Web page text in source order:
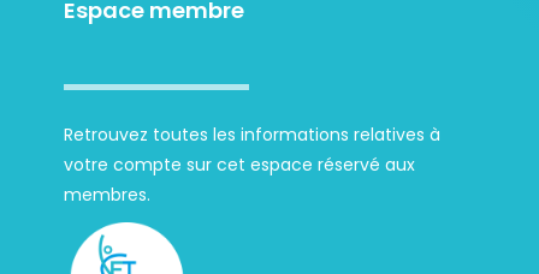
Espace membre
Retrouvez toutes les informations relatives à
votre compte sur cet espace réservé aux
membres.